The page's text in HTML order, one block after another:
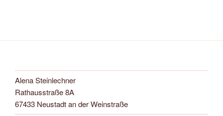
Alena Steinlechner
Rathausstraße 8A
67433 Neustadt an der Weinstraße